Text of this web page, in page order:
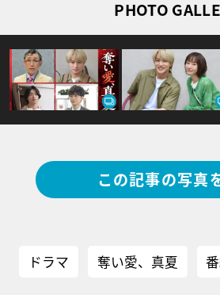
PHOTO
この記事の写真
ドラマ 奪い愛、真夏